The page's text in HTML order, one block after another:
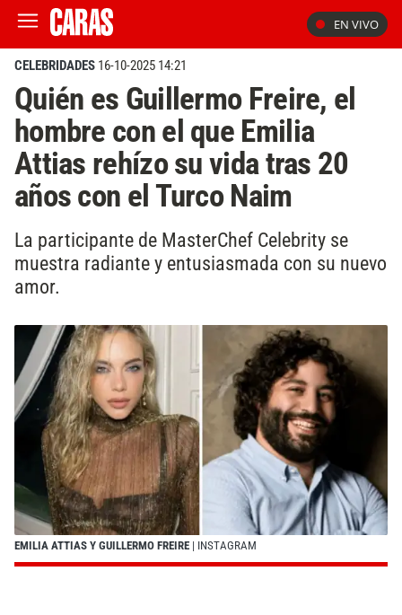
EN VIVO
CELEBRIDADES 16-10-2025 14:21
Quién es Guillermo Freire, el
hombre con el que Emilia
Attias rehízo su vida tras 20
años con el Turco Naim
La participante de MasterChef Celebrity se
muestra radiante y entusiasmada con su nuevo
amor.
EMILIA ATTIAS Y GUILLERMO FREIRE | INSTAGRAM